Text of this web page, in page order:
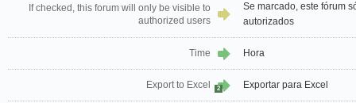
If checked, this forum will only be visible to
authorized users
Se marcado, este fórum
autorizados
Time Hora
Export to Excel 2 Exportar para Excel